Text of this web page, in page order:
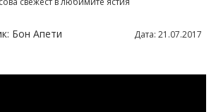
Бон Апети Дата: 21.07.2017